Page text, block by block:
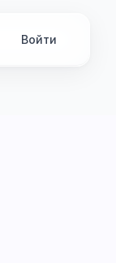
Войти